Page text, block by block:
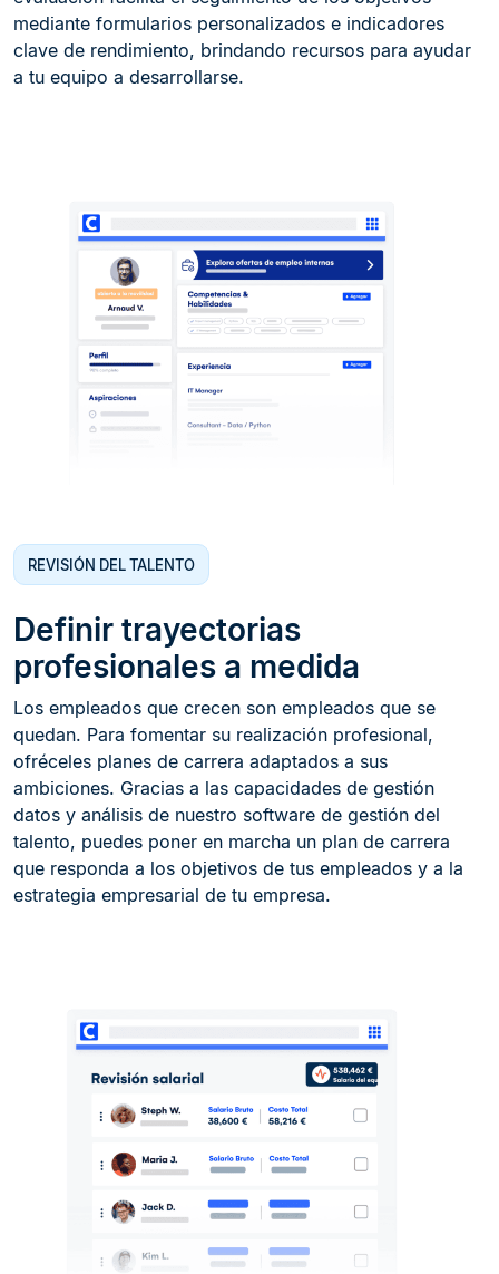
mediante formularios personalizados e indicadores
clave de rendimiento, brindando recursos para ayudar
a tu equipo a desarrollarse.
REVISIÓN DEL TALENTO
Definir trayectorias
profesionales a medida
Los empleados que crecen son empleados que se
quedan. Para fomentar su realización profesional,
ofréceles planes de carrera adaptados a sus
ambiciones. Gracias a las capacidades de gestión
datos y análisis de nuestro software de gestión del
talento, puedes poner en marcha un plan de carrera
que responda a los objetivos de tus empleados y a la
estrategia empresarial de tu empresa.